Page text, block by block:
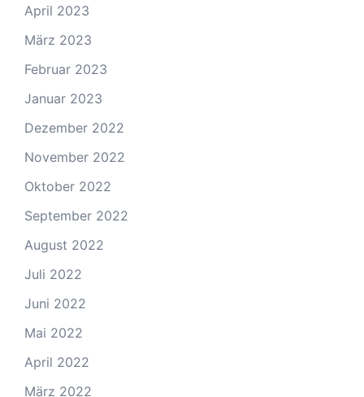
April 2023
März 2023
Februar 2023
Januar 2023
Dezember 2022
November 2022
Oktober 2022
September 2022
August 2022
Juli 2022
Juni 2022
Mai 2022
April 2022
März 2022